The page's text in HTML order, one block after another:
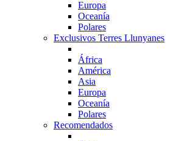
Europa
Oceanía
Polares
Exclusivos Terres Llunyanes
África
América
Asia
Europa
Oceanía
Polares
Recomendados